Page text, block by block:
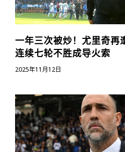
一年三次被炒！尤里奇再
连续七轮不胜成导火索
2025年11月12日